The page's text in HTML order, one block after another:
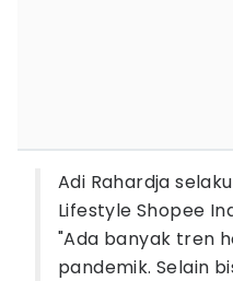
Adi Rahardja
Lifestyle Shopee
"Ada banyak tren
pandemik. Selain